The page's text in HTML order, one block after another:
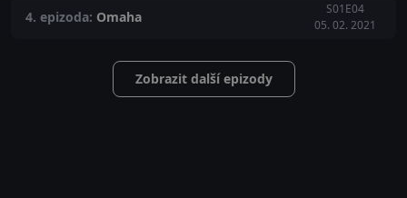
4. epizoda: Omaha
S01E04
05. 02. 2021
Zobrazit další epizody